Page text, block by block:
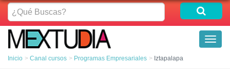
¿Qué
Buscas?
Inicio Canal cursos Programas Empresariales Iztapalapa